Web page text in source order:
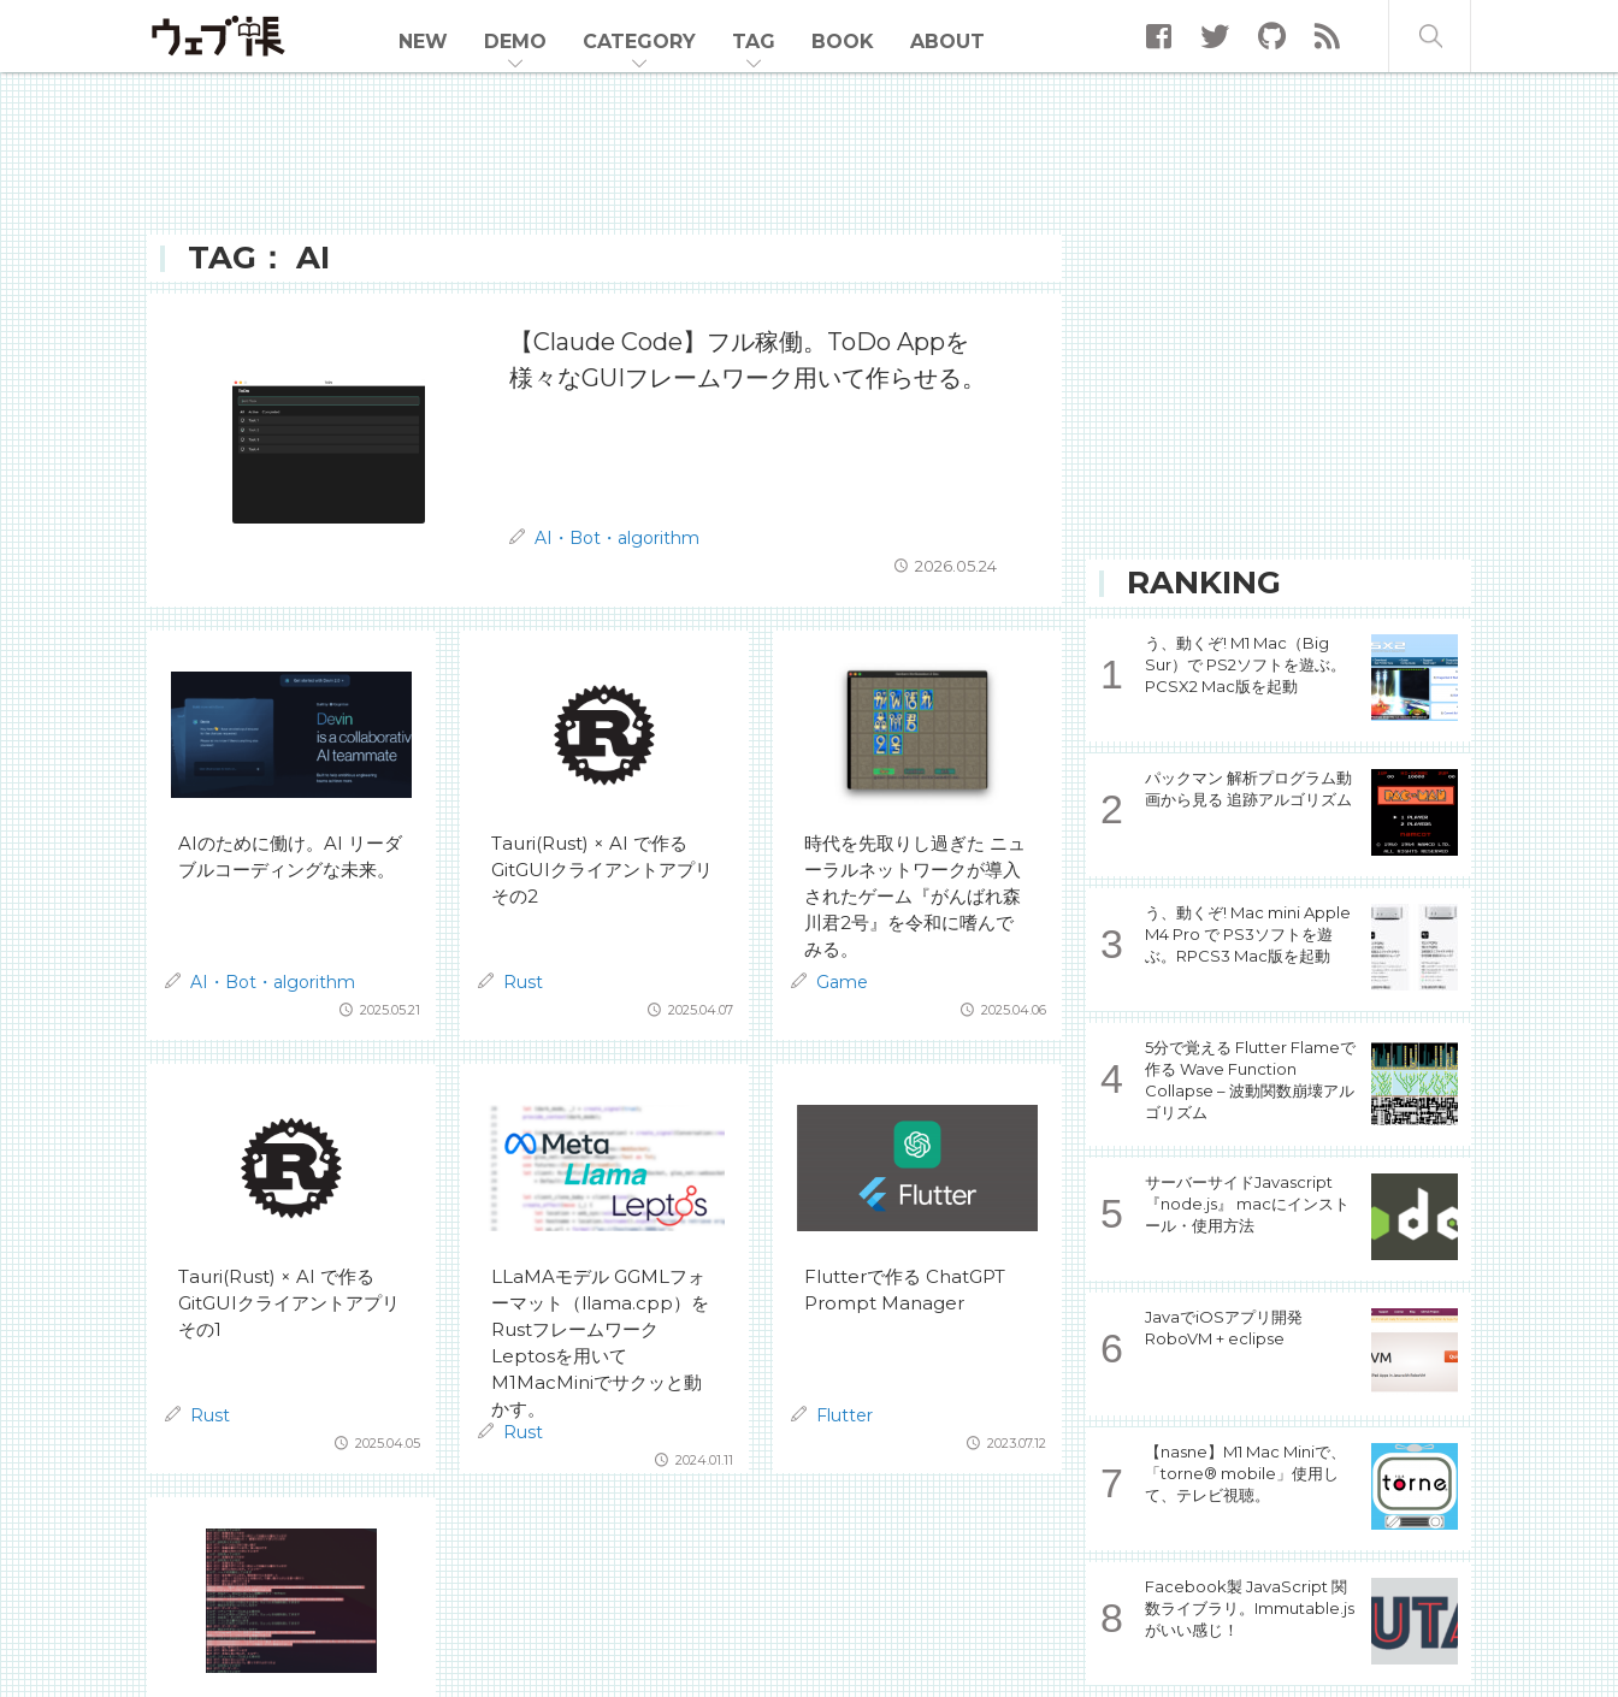
NEW DEMO CATEGORY TAG BOOK ABOUT
TAG： AI
【Claude Code】フル稼働。ToDo Appを
様々なGUIフレームワーク用いて作らせる。
AI・Bot・algorithm
2026.05.24
AIのために働け。AI リーダ
ブルコーディングな未来。
AI・Bot・algorithm
2025.05.21
Tauri(Rust) × AI で作る
GitGUIクライアントアプリ
その2
Rust
2025.04.07
時代を先取りし過ぎた ニュ
ーラルネットワークが導入
されたゲーム『がんばれ森
川君2号』を令和に嗜んで
みる。
Game
2025.04.06
Tauri(Rust) × AI で作る
GitGUIクライアントアプリ
その1
Rust
2025.04.05
LLaMAモデル GGMLフォ
ーマット（llama.cpp）を
Rustフレームワーク
Leptosを用いて
M1MacMiniでサクッと動
かす。
Rust
2024.01.11
Flutterで作る ChatGPT
Prompt Manager
Flutter
2023.07.12
RANKING
う、動くぞ! M1 Mac（Big
Sur）で PS2ソフトを遊ぶ。
PCSX2 Mac版を起動
パックマン 解析プログラム動
画から見る 追跡アルゴリズム
う、動くぞ! Mac mini Apple
M4 Pro で PS3ソフトを遊
ぶ。RPCS3 Mac版を起動
5分で覚える Flutter Flameで
作る Wave Function
Collapse – 波動関数崩壊アル
ゴリズム
サーバーサイドJavascript
『node.js』 macにインスト
ール・使用方法
JavaでiOSアプリ開発
RoboVM + eclipse
【nasne】M1 Mac Miniで、
「torne® mobile」使用し
て、テレビ視聴。
Facebook製 JavaScript 関
数ライブラリ。Immutable.js
がいい感じ！